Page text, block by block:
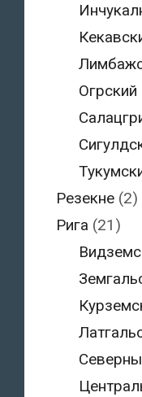
Огрский
Резекне(2)
Рига (21)